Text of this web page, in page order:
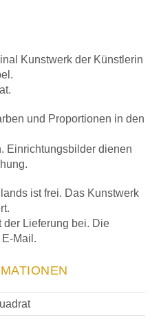
Kunstwerk der Künstlerin
und Proportionen in den
Einrichtungsbilder dienen
ist frei. Das Kunstwerk
der Lieferung bei. Die
Mail.